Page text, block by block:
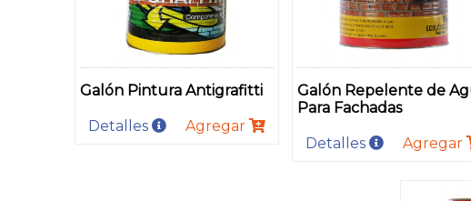
Galón Pintura Antigrafitti
Detalles Agregar
Galón Repelente de
Para Fachadas
Detalles Agregar